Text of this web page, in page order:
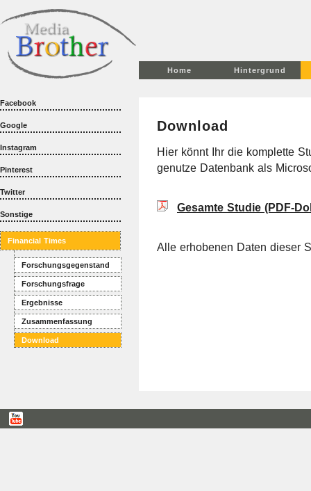
Home Hintergrund
Facebook
Google
Instagram
Pinterest
Twitter
Sonstige
Financial Times
Forschungsgegenstand
Forschungsfrage
Ergebnisse
Zusammenfassung
Download
Download
Hier könnt Ihr die komplette
genutze Datenbank als
Gesamte Studie (PDF-
Alle erhobenen Daten dieser